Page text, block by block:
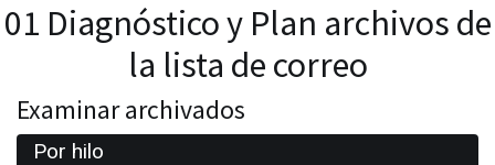
01 Diagnóstico y Plan archivos de
la lista de correo
Examinar archivados
Por hilo